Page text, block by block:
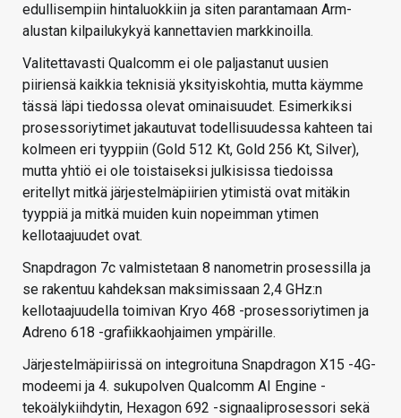
edullisempiin hintaluokkiin ja siten parantamaan Arm-
alustan kilpailukykyä kannettavien markkinoilla.
Valitettavasti Qualcomm ei ole paljastanut uusien
piiriensä kaikkia teknisiä yksityiskohtia, mutta käymme
tässä läpi tiedossa olevat ominaisuudet. Esimerkiksi
prosessoriytimet jakautuvat todellisuudessa kahteen tai
kolmeen eri tyyppiin (Gold 512 Kt, Gold 256 Kt, Silver),
mutta yhtiö ei ole toistaiseksi julkisissa tiedoissa
eritellyt mitkä järjestelmäpiirien ytimistä ovat mitäkin
tyyppiä ja mitkä muiden kuin nopeimman ytimen
kellotaajuudet ovat.
Snapdragon 7c valmistetaan 8 nanometrin prosessilla ja
se rakentuu kahdeksan maksimissaan 2,4 GHz:n
kellotaajuudella toimivan Kryo 468 -prosessoriytimen ja
Adreno 618 -grafiikkaohjaimen ympärille.
Järjestelmäpiirissä on integroituna Snapdragon X15 -4G-
modeemi ja 4. sukupolven Qualcomm AI Engine -
tekoälykiihdytin, Hexagon 692 -signaaliprosessori sekä